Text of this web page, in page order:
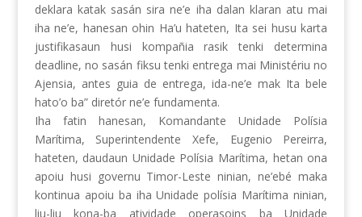
deklara katak sasán sira ne’e iha dalan klaran atu mai
iha ne’e, hanesan ohin Ha’u hateten, Ita sei husu karta
justifikasaun husi kompañia rasik tenki determina
deadline, no sasán fiksu tenki entrega mai Ministériu no
Ajensia, antes guia de entrega, ida-ne’e mak Ita bele
hato’o ba” diretór ne’e fundamenta.
Iha fatin hanesan, Komandante Unidade Polísia
Marítima, Superintendente Xefe, Eugenio Pereirra,
hateten, daudaun Unidade Polísia Marítima, hetan ona
apoiu husi governu Timor-Leste ninian, ne’ebé maka
kontinua apoiu ba iha Unidade polísia Marítima ninian,
liu-liu kona-ba atividade operasoins ba Unidade